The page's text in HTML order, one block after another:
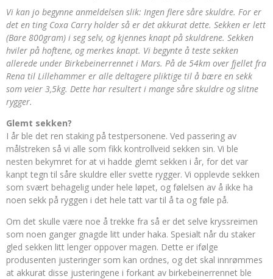
Vi kan jo begynne anmeldelsen slik: Ingen flere såre skuldre. For er
det en ting Coxa Carry holder så er det akkurat dette. Sekken er lett
(Bare 800gram) i seg selv, og kjennes knapt på skuldrene. Sekken
hviler på hoftene, og merkes knapt. Vi begynte å teste sekken
allerede under Birkebeinerrennet i Mars. På de 54km over fjellet fra
Rena til Lillehammer er alle deltagere pliktige til å bære en sekk
som veier 3,5kg. Dette har resultert i mange såre skuldre og slitne
rygger.
Glemt sekken?
I år ble det ren staking på testpersonene. Ved passering av
målstreken så vi alle som fikk kontrollveid sekken sin. Vi ble
nesten bekymret for at vi hadde glemt sekken i år, for det var
kanpt tegn til såre skuldre eller svette rygger. Vi opplevde sekken
som svært behagelig under hele løpet, og følelsen av å ikke ha
noen sekk på ryggen i det hele tatt var til å ta og føle på.
Om det skulle være noe å trekke fra så er det selve kryssreimen
som noen ganger gnagde litt under haka. Spesialt når du staker
gled sekken litt lenger oppover magen. Dette er ifølge
produsenten justeringer som kan ordnes, og det skal innrømmes
at akkurat disse justeringene i forkant av birkebeinerrennet ble